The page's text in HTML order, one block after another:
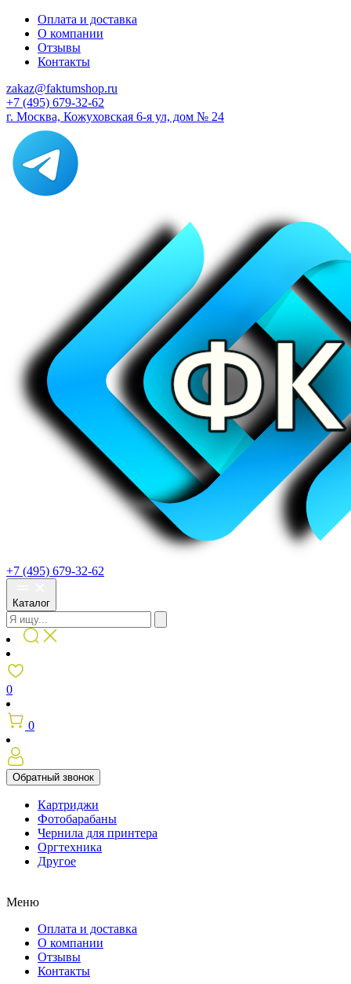
Оплата и доставка
О компании
Отзывы
Контакты
zakaz@faktumshop.ru
+7 (495) 679-32-62
г. Москва, Кожуховская 6-я ул, дом № 24
+7 (495) 679-32-62
Каталог
0
0
Обратный звонок
Картриджи
Фотобарабаны
Чернила для принтера
Оргтехника
Другое
Меню
Оплата и доставка
О компании
Отзывы
Контакты